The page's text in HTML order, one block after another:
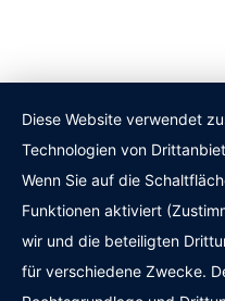
Diese Website verwendet
Technologien von
Wenn Sie auf die
Funktionen aktiviert
wir und die beteiligten
für verschiedene Zwecke.